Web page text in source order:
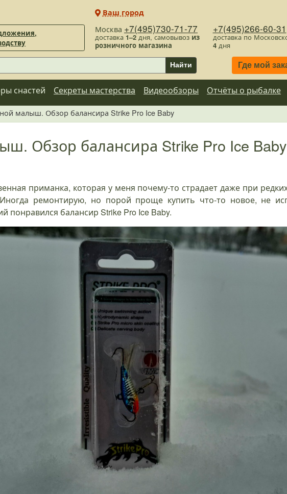
Москва +7(495)730-71-77
доставка 1–2дня, самовывоз из
розничного магазина
+7(495)266-60-31
доставка по
4дня
Ваш город
Где мой
Найти
снастей Секреты мастерства Видеообзоры Отчёты о рыбалке
малыш. Обзор балансира Strike Pro Ice Baby
Обзор балансира Strike Pro Ice Baby
приманка, которая у меня почему-то страдает даже при
Иногда ремонтирую, но порой проще купить что-то новое, не
понравился балансир Strike Pro Ice Baby.